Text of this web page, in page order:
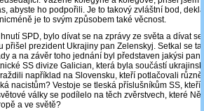
abyste ho podpořili. Je to takový zvláštní bod,
je to svým způsobem také věcnost.
SPD, bylo dívat se na zprávy ze světa a dívat
přišel prezident Ukrajiny pan Zelenskyj. Setkal se
a na závěr toho jednání byl představen jakýsi pan
SS divize Galician, která byla součástí
například na Slovensku, kteří potlačovali
nacistům? Vestoje se tleská příslušníkům SS, kteří
války se podílelo na těch zvěrstvech, které
a ve světě?